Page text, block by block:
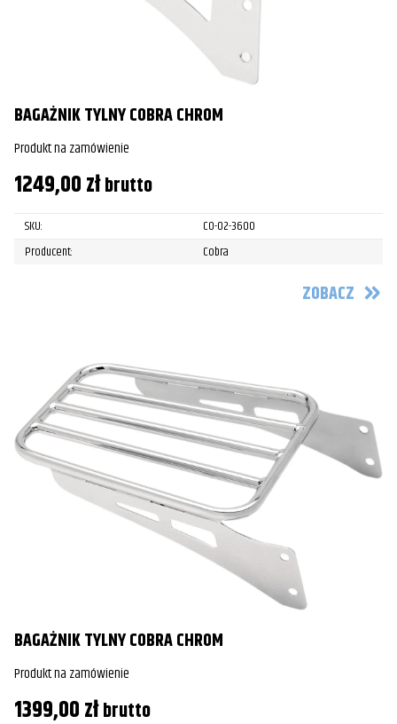
BAGAŻNIK TYLNY COBRA CHROM
Produkt na zamówienie
1249,00złbrutto
SKU:
CO-02-3600
Producent:
Cobra
ZOBACZ
BAGAŻNIK TYLNY COBRA CHROM
Produkt na zamówienie
1399,00złbrutto